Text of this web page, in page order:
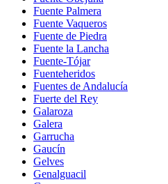
Fuente Palmera
Fuente Vaqueros
Fuente de Piedra
Fuente la Lancha
Fuente-Tójar
Fuenteheridos
Fuentes de Andalucía
Fuerte del Rey
Galaroza
Galera
Garrucha
Gaucín
Gelves
Genalguacil